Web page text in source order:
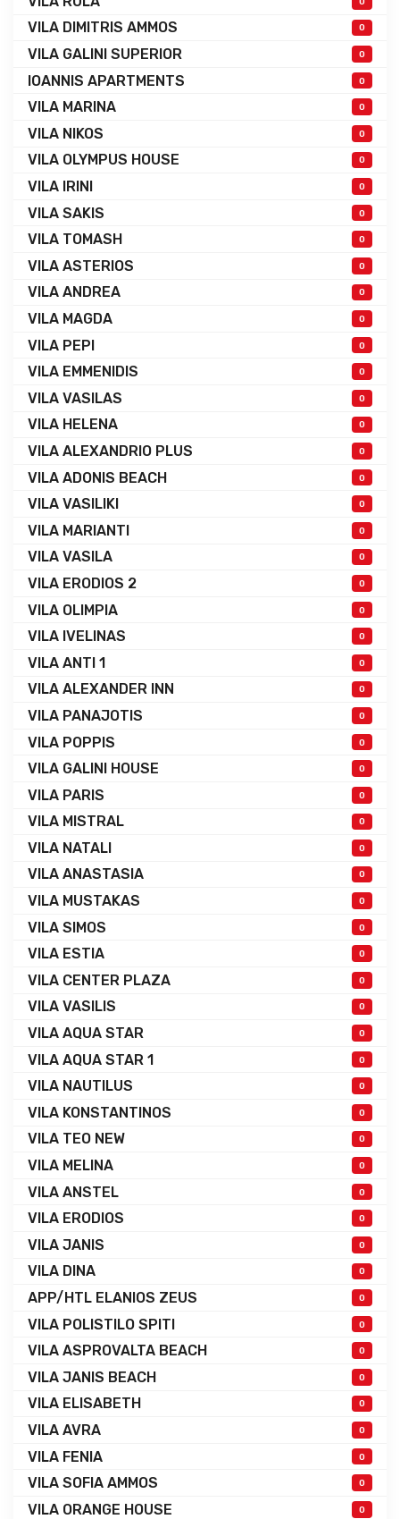
VILA DIMITRIS AMMOS 0
VILA GALINI SUPERIOR 0
IOANNIS APARTMENTS 0
VILA MARINA 0
VILA NIKOS 0
VILA OLYMPUS HOUSE 0
VILA IRINI 0
VILA SAKIS 0
VILA TOMASH 0
VILA ASTERIOS 0
VILA ANDREA 0
VILA MAGDA 0
VILA PEPI 0
VILA EMMENIDIS 0
VILA VASILAS 0
VILA HELENA 0
VILA ALEXANDRIO PLUS 0
VILA ADONIS BEACH 0
VILA VASILIKI 0
VILA MARIANTI 0
VILA VASILA 0
VILA ERODIOS 2 0
VILA OLIMPIA 0
VILA IVELINAS 0
VILA ANTI 1 0
VILA ALEXANDER INN 0
VILA PANAJOTIS 0
VILA POPPIS 0
VILA GALINI HOUSE 0
VILA PARIS 0
VILA MISTRAL 0
VILA NATALI 0
VILA ANASTASIA 0
VILA MUSTAKAS 0
VILA SIMOS 0
VILA ESTIA 0
VILA CENTER PLAZA 0
VILA VASILIS 0
VILA AQUA STAR 0
VILA AQUA STAR 1 0
VILA NAUTILUS 0
VILA KONSTANTINOS 0
VILA TEO NEW 0
VILA MELINA 0
VILA ANSTEL 0
VILA ERODIOS 0
VILA JANIS 0
VILA DINA 0
APP/HTL ELANIOS ZEUS 0
VILA POLISTILO SPITI 0
VILA ASPROVALTA BEACH 0
VILA JANIS BEACH 0
VILA ELISABETH 0
VILA AVRA 0
VILA FENIA 0
VILA SOFIA AMMOS 0
VILA ORANGE HOUSE 0